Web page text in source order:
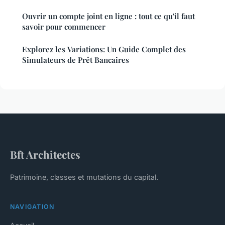
Ouvrir un compte joint en ligne : tout ce qu'il faut
savoir pour commencer
Explorez les Variations: Un Guide Complet des
Simulateurs de Prêt Bancaires
Bft Architectes
Patrimoine, classes et mutations du capital.
NAVIGATION